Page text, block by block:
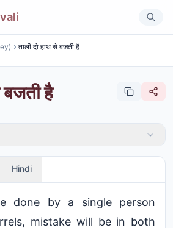
ताली दो हाथ से बजती है
बजती है
Hindi
done by a single person
mistake will be in both